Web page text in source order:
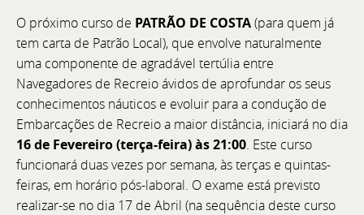
O próximo curso de PATRÃO DE COSTA(para quem já
tem carta de Patrão Local), que envolve naturalmente
uma componente de agradável tertúlia entre
Navegadores de Recreio ávidos de aprofundar os seus
conhecimentos náuticos e evoluir para a condução de
Embarcações de Recreio a maior distância, iniciará no dia
16 de Fevereiro (terça-feira) às 21:00. Este curso
funcionará duas vezes por semana, às terças e quintas-
feiras, em horário pós-laboral. O exame está previsto
realizar-se no dia 17 de Abril (na sequência deste curso